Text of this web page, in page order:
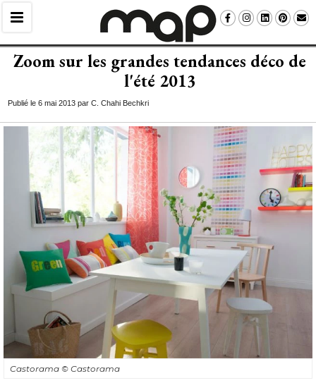
Zoom sur les grandes tendances déco de
l'été 2013
Publié le 6 mai 2013 par C. Chahi Bechkri
Castorama © Castorama